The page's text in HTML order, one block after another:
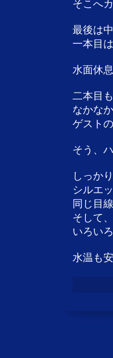
そこへ
最後は
一本目
水面休
二本目
なかな
ゲスト
そう、
しっか
シルエ
同じ目
そして
いろい
水温も